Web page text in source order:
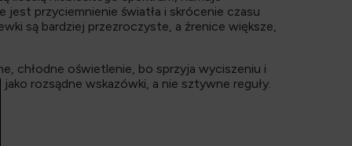
przyciemnienie światła i skrócenie czasu
są bardziej przezroczyste, a źrenice większe,
chłodne oświetlenie, bo sprzyja wyciszeniu i
rozsądne wskazówki, a nie sztywne reguły.